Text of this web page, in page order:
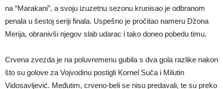
na “Marakani”, a svoju izuzetnu sezonu krunisao je odbranom
penala u šestoj seriji finala. Uspešno je pročitao nameru Džona
Merija, obranivši njegov slab udarac i tako doneo pobedu timu.
Crvena zvezda je na poluvremenu gubila s dva gola razlike nakon
što su golove za Vojvodinu postigli Kornel Suča i Milutin
Vidosavljević. Međutim, crveno-beli se nisu predavali, te su preko